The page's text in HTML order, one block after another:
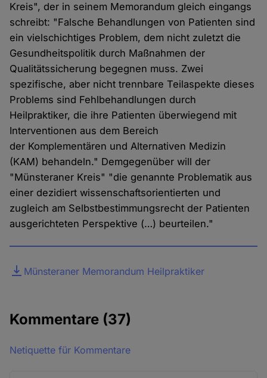
Kreis", der in seinem Memorandum gleich eingangs
schreibt: "Falsche Behandlungen von Patienten sind
ein vielschichtiges Problem, dem nicht zuletzt die
Gesundheitspolitik durch Maßnahmen der
Qualitätssicherung begegnen muss. Zwei
spezifische, aber nicht trennbare Teilaspekte dieses
Problems sind Fehlbehandlungen durch
Heilpraktiker, die ihre Patienten überwiegend mit
Interventionen aus dem Bereich
der Komplementären und Alternativen Medizin
(KAM) behandeln." Demgegenüber will der
"Münsteraner Kreis" "die genannte Problematik aus
einer dezidiert wissenschaftsorientierten und
zugleich am Selbstbestimmungsrecht der Patienten
ausgerichteten Perspektive (…) beurteilen."
DateiMünsteraner Memorandum Heilpraktiker
Kommentare (37)
Netiquette für Kommentare